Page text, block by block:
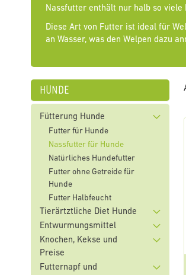
Nassfutter enthält nur halb so
Diese Art von Futter ist ideal für
an Wasser, was den Welpen dazu
hunde
Fütterung Hunde
Futter für Hunde
Nassfutter für Hunde
Natürliches Hundefutter
Futter ohne Getreide für
Hunde
Futter Halbfeucht
Tierärtztliche Diet Hunde
Entwurmungsmittel
Knochen, Kekse und
Preise
Futternapf und